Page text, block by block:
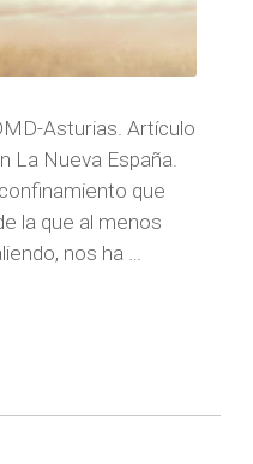
Asturias. Artículo
La Nueva España.
que
la que al menos
nos ha …